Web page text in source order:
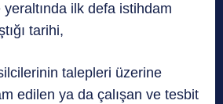
ilk defa istihdam
tarihi,
talepleri üzerine
edilen ya da çalışan ve tesbit